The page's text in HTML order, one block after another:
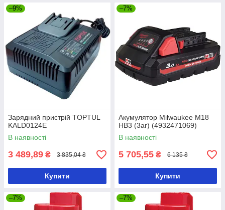
–9%
Зарядний пристрій TOPTUL
KALD0124E
В наявності
3 489,89 ₴ 3 835,04 ₴
Купити
–7%
Акумулятор Milwaukee M18
HB3 (3аг) (4932471069)
В наявності
5 705,55 ₴ 6 135 ₴
Купити
–7% –7%